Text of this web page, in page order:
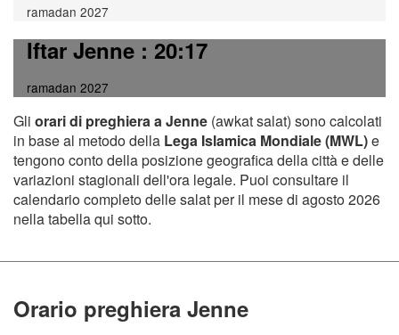
ramadan 2027
Iftar Jenne: 20:17
ramadan 2027
Gli orari di preghiera a Jenne (awkat salat) sono calcolati
in base al metodo della Lega Islamica Mondiale (MWL)e
tengono conto della posizione geografica della città e delle
variazioni stagionali dell'ora legale. Puoi consultare il
calendario completo delle salat per il mese di agosto 2026
nella tabella qui sotto.
Orario preghiera Jenne